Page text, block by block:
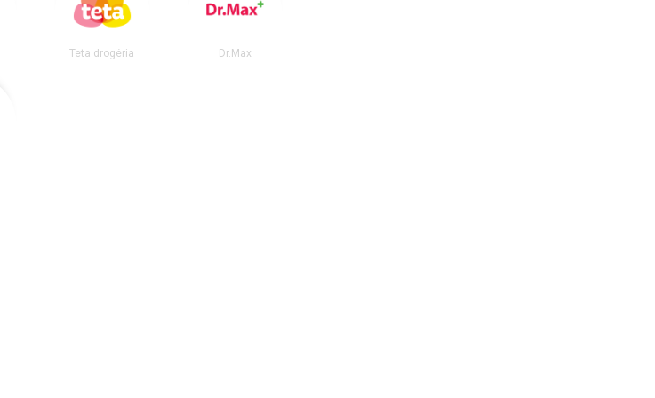
Teta drogéria Dr.Max